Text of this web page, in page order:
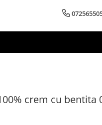
crem cu bentita